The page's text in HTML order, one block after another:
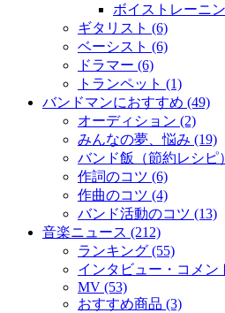
ボイストレーニ
ギタリスト (6)
ベーシスト (6)
ドラマー (6)
トランペット (1)
バンドマンにおすすめ (49)
オーディション (2)
みんなの夢、悩み (19)
バンド飯（節約レシピ
作詞のコツ (6)
作曲のコツ (4)
バンド活動のコツ (13)
音楽ニュース (212)
ランキング (55)
インタビュー・コメン
MV (53)
おすすめ商品 (3)